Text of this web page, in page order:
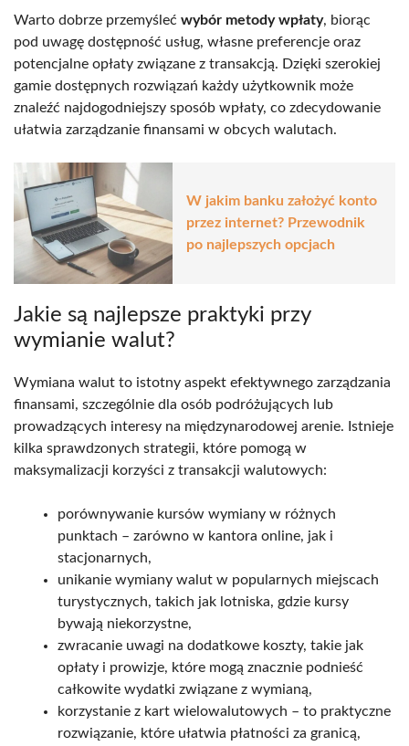
Warto dobrze przemyśleć wybór metody wpłaty, biorąc
pod uwagę dostępność usług, własne preferencje oraz
potencjalne opłaty związane z transakcją. Dzięki szerokiej
gamie dostępnych rozwiązań każdy użytkownik może
znaleźć najdogodniejszy sposób wpłaty, co zdecydowanie
ułatwia zarządzanie finansami w obcych walutach.
W jakim banku założyć konto
przez internet? Przewodnik
po najlepszych opcjach
Jakie są najlepsze praktyki przy
wymianie walut?
Wymiana walut to istotny aspekt efektywnego zarządzania
finansami, szczególnie dla osób podróżujących lub
prowadzących interesy na międzynarodowej arenie. Istnieje
kilka sprawdzonych strategii, które pomogą w
maksymalizacji korzyści z transakcji walutowych:
porównywanie kursów wymiany w różnych
punktach – zarówno w kantora online, jak i
stacjonarnych,
unikanie wymiany walut w popularnych miejscach
turystycznych, takich jak lotniska, gdzie kursy
bywają niekorzystne,
zwracanie uwagi na dodatkowe koszty, takie jak
opłaty i prowizje, które mogą znacznie podnieść
całkowite wydatki związane z wymianą,
korzystanie z kart wielowalutowych – to praktyczne
rozwiązanie, które ułatwia płatności za granicą,